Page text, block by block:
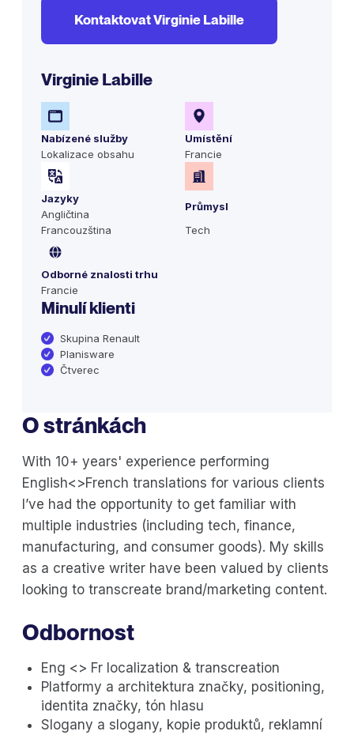
Kontaktovat Virginie Labille
Virginie Labille
Nabízené služby
Lokalizace obsahu
Umístění
Francie
Jazyky
Angličtina
Francouzština
Průmysl
Tech
Odborné znalosti trhu
Francie
Minulí klienti
Skupina Renault
Planisware
Čtverec
O stránkách
With 10+ years' experience performing
English<>French translations for various clients
I’ve had the opportunity to get familiar with
multiple industries (including tech, finance,
manufacturing, and consumer goods). My skills
as a creative writer have been valued by clients
looking to transcreate brand/marketing content.
Odbornost
Eng <> Fr localization & transcreation
Platformy a architektura značky, positioning,
identita značky, tón hlasu
Slogany a slogany, kopie produktů, reklamní